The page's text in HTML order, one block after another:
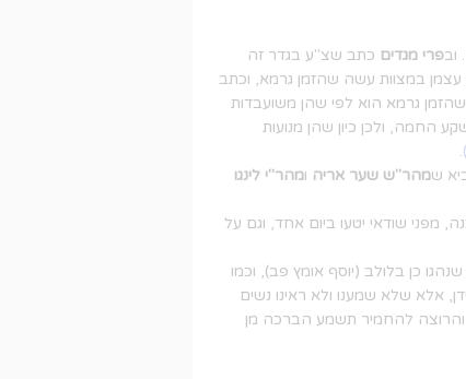
ובפרי מגדים כתב שצ"ע בגדר זה
עצמן במצוות עשה שהזמן גרמא, וכתב
גרמא הוא לפי שהן משועבדות
ולכן כיון שהן מנועות
.
שמהר"ש שער אריה ומהר"י לינגו
מפני שודאי יטעו ביום אחד, וגם על
כן בלולב (יוסף אומץ פב), וכמו
אלא שלא שמענו ולא ראינו נשים
להחמיר תשמע הברכה מן